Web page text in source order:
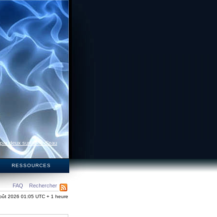
deux surfaces d’eau
RESSOURCES
FAQ Rechercher
2026 01:05 UTC + 1 heure